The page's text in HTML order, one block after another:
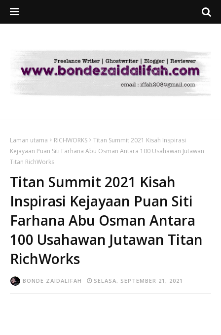
Laman utama RICHWORKS
Titan Summit 2021 Kisah Inspirasi
Kejayaan Puan Siti Farhana Abu Osman Antara 100 Usahawan Jutawan
Titan RichWorks
Titan Summit 2021 Kisah
Inspirasi Kejayaan Puan Siti
Farhana Abu Osman Antara
100 Usahawan Jutawan Titan
RichWorks
BONDE ZAIDALIFAH SELASA, SEPTEMBER 21, 2021